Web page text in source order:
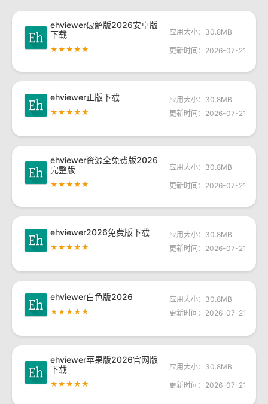
ehviewer破解版2026安卓版
下载
★★★★★
应用大小：30.8MB
更新时间：2026-07-21
ehviewer正版下载
★★★★★
应用大小：30.8MB
更新时间：2026-07-21
ehviewer资源全免费版2026
完整版
★★★★★
应用大小：30.8MB
更新时间：2026-07-21
ehviewer2026免费版下载
★★★★★
应用大小：30.8MB
更新时间：2026-07-21
ehviewer白色版2026
★★★★★
应用大小：30.8MB
更新时间：2026-07-21
ehviewer苹果版2026官网版
下载
★★★★★
应用大小：30.8MB
更新时间：2026-07-21